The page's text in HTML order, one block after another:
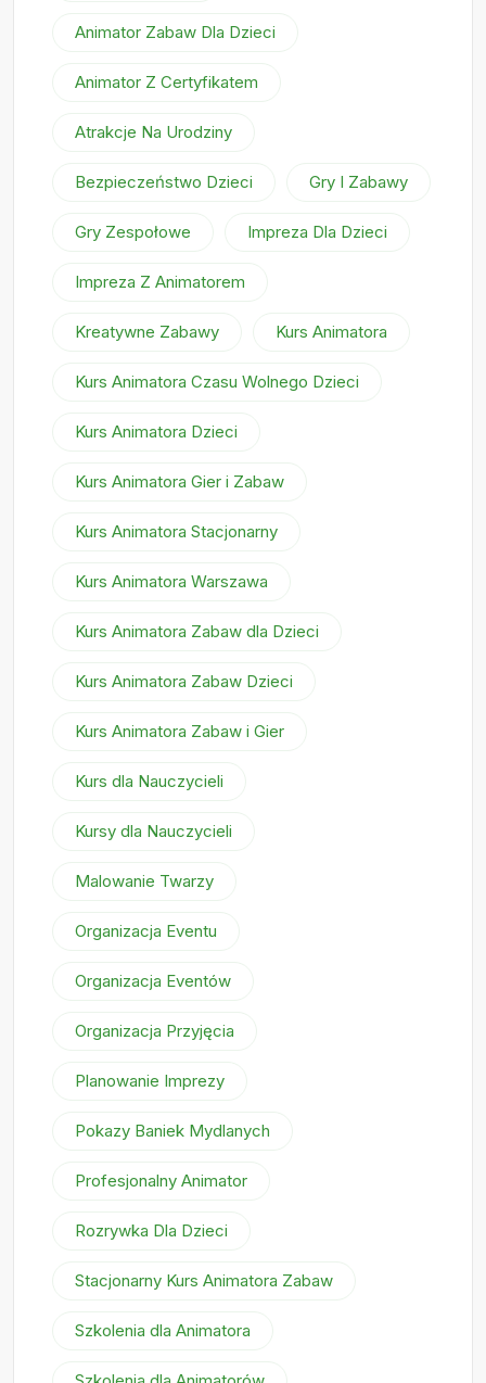
Animator Zabaw Dla Dzieci
Animator Z Certyfikatem
Atrakcje Na Urodziny
Bezpieczeństwo Dzieci Gry I Zabawy
Gry Zespołowe Impreza Dla Dzieci
Impreza Z Animatorem
Kreatywne Zabawy Kurs Animatora
Kurs Animatora Czasu Wolnego Dzieci
Kurs Animatora Dzieci
Kurs Animatora Gier i Zabaw
Kurs Animatora Stacjonarny
Kurs Animatora Warszawa
Kurs Animatora Zabaw dla Dzieci
Kurs Animatora Zabaw Dzieci
Kurs Animatora Zabaw i Gier
Kurs dla Nauczycieli
Kursy dla Nauczycieli
Malowanie Twarzy
Organizacja Eventu
Organizacja Eventów
Organizacja Przyjęcia
Planowanie Imprezy
Pokazy Baniek Mydlanych
Profesjonalny Animator
Rozrywka Dla Dzieci
Stacjonarny Kurs Animatora Zabaw
Szkolenia dla Animatora